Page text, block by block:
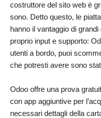
costruttore del sito web è
sono. Detto questo, le
hanno il vantaggio di
proprio input e supporto:
utenti a bordo, puoi
che potresti avere sono
Odoo offre una prova
con app aggiuntive per
necessari dettagli della